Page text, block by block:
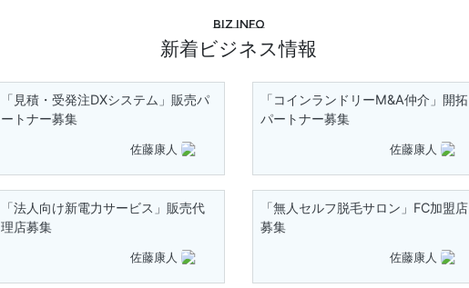
Biz info
新着ビジネス情報
「見積・受発注DXシステム」販売パ
ートナー募集
佐藤康人
「コインランドリーM&A仲介」開拓
パートナー募集
佐藤康人
「法人向け新電力サービス」販売代
理店募集
佐藤康人
「無人セルフ脱毛サロン」FC加盟店
募集
佐藤康人